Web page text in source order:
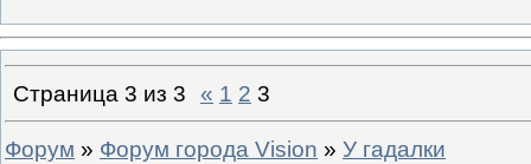
Страница 3 из 3 « 1 2 3
Форум » Форум города Vision » У гадалки